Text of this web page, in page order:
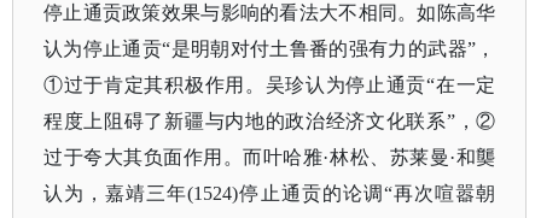
停止通贡政策效果与影响的看法大不相同。如陈高华
认为停止通贡“是明朝对付土鲁番的强有力的武器”，
①过于肯定其积极作用。吴珍认为停止通贡“在一定
程度上阻碍了新疆与内地的政治经济文化联系”，②
过于夸大其负面作用。而叶哈雅·林松、苏莱曼·和龑
认为，嘉靖三年(1524)停止通贡的论调“再次喧嚣朝